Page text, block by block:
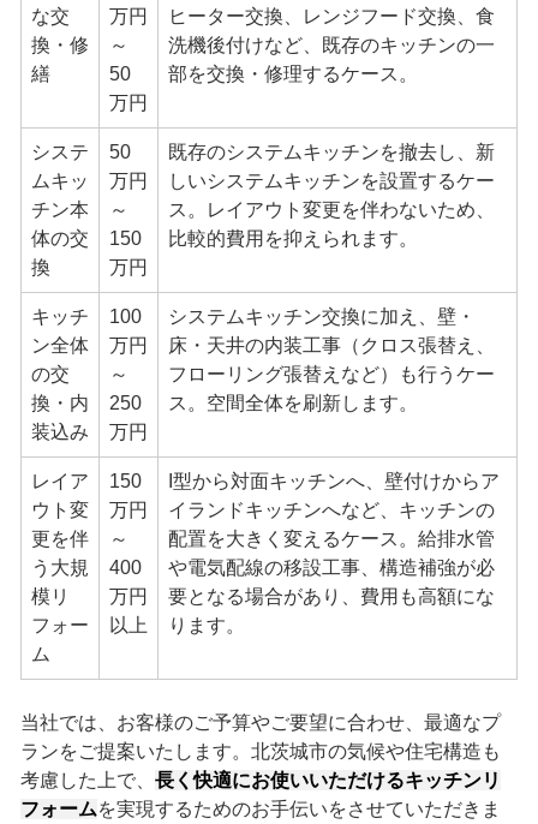
な交
換・修
繕
万円
～
50
万円
ヒーター交換、レンジフード交換、食
洗機後付けなど、既存のキッチンの一
部を交換・修理するケース。
システ
ムキッ
チン本
体の交
換
50
万円
～
150
万円
既存のシステムキッチンを撤去し、新
しいシステムキッチンを設置するケー
ス。レイアウト変更を伴わないため、
比較的費用を抑えられます。
キッチ
ン全体
の交
換・内
装込み
100
万円
～
250
万円
システムキッチン交換に加え、壁・
床・天井の内装工事（クロス張替え、
フローリング張替えなど）も行うケー
ス。空間全体を刷新します。
レイア
ウト変
更を伴
う大規
模リ
フォー
ム
150
万円
～
400
万円
以上
I型から対面キッチンへ、壁付けからア
イランドキッチンへなど、キッチンの
配置を大きく変えるケース。給排水管
や電気配線の移設工事、構造補強が必
要となる場合があり、費用も高額にな
ります。
当社では、お客様のご予算やご要望に合わせ、最適なプ
ランをご提案いたします。北茨城市の気候や住宅構造も
考慮した上で、 長く快適にお使いいただけるキッチンリ
フォームを実現するためのお手伝いをさせていただきま